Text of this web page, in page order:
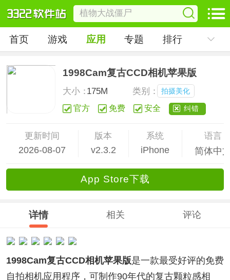
首页 游戏 应用 专题 排行
1998Cam复古CCD相机苹果版
大小：175M 类别： 拍摄美化
官方 免费 安全 纠错
更新时间
2026-08-07
版本
v2.3.2
系统
iPhone
语言
简体中
App Store下载
详情 相关 评论
1998Cam复古CCD相机苹果版是一款最受好评的免费
自拍相机应用程序，可制作90年代的复古颗粒感相